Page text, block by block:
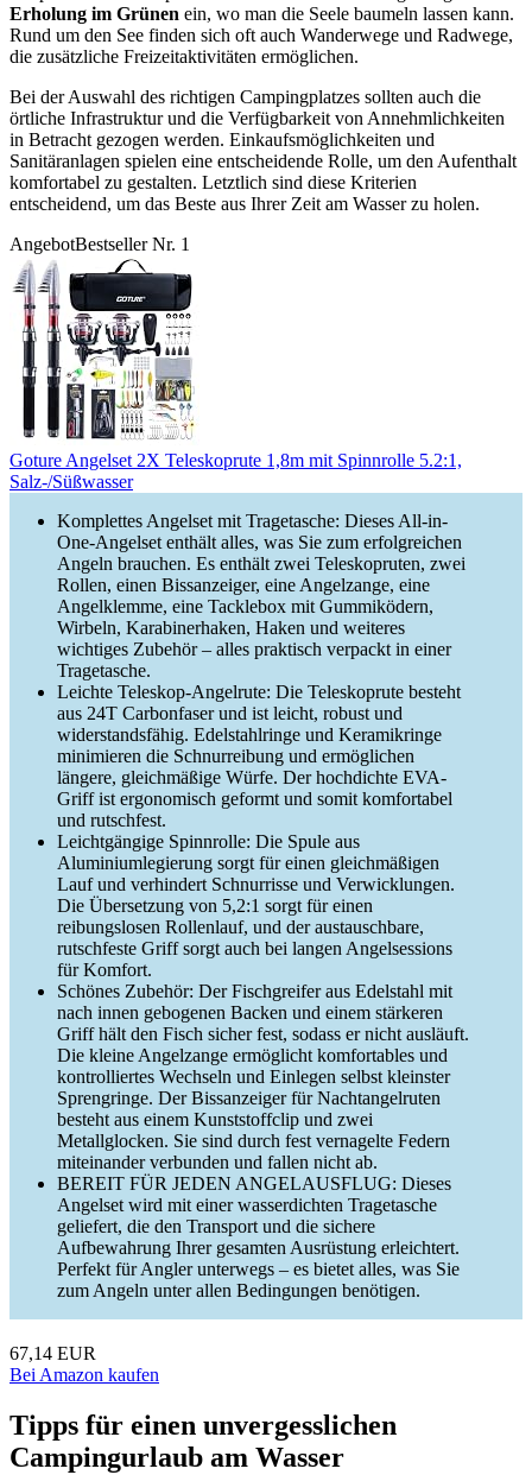
Erholung im Grünen ein, wo man die Seele baumeln lassen kann.
Rund um den See finden sich oft auch Wanderwege und Radwege,
die zusätzliche Freizeitaktivitäten ermöglichen.
Bei der Auswahl des richtigen Campingplatzes sollten auch die
örtliche Infrastruktur und die Verfügbarkeit von Annehmlichkeiten
in Betracht gezogen werden. Einkaufsmöglichkeiten und
Sanitäranlagen spielen eine entscheidende Rolle, um den Aufenthalt
komfortabel zu gestalten. Letztlich sind diese Kriterien
entscheidend, um das Beste aus Ihrer Zeit am Wasser zu holen.
AngebotBestseller Nr. 1
Goture Angelset 2X Teleskoprute 1,8m mit Spinnrolle 5.2:1,
Salz-/Süßwasser
Komplettes Angelset mit Tragetasche: Dieses All-in-
One-Angelset enthält alles, was Sie zum erfolgreichen
Angeln brauchen. Es enthält zwei Teleskopruten, zwei
Rollen, einen Bissanzeiger, eine Angelzange, eine
Angelklemme, eine Tacklebox mit Gummiködern,
Wirbeln, Karabinerhaken, Haken und weiteres
wichtiges Zubehör – alles praktisch verpackt in einer
Tragetasche.
Leichte Teleskop-Angelrute: Die Teleskoprute besteht
aus 24T Carbonfaser und ist leicht, robust und
widerstandsfähig. Edelstahlringe und Keramikringe
minimieren die Schnurreibung und ermöglichen
längere, gleichmäßige Würfe. Der hochdichte EVA-
Griff ist ergonomisch geformt und somit komfortabel
und rutschfest.
Leichtgängige Spinnrolle: Die Spule aus
Aluminiumlegierung sorgt für einen gleichmäßigen
Lauf und verhindert Schnurrisse und Verwicklungen.
Die Übersetzung von 5,2:1 sorgt für einen
reibungslosen Rollenlauf, und der austauschbare,
rutschfeste Griff sorgt auch bei langen Angelsessions
für Komfort.
Schönes Zubehör: Der Fischgreifer aus Edelstahl mit
nach innen gebogenen Backen und einem stärkeren
Griff hält den Fisch sicher fest, sodass er nicht ausläuft.
Die kleine Angelzange ermöglicht komfortables und
kontrolliertes Wechseln und Einlegen selbst kleinster
Sprengringe. Der Bissanzeiger für Nachtangelruten
besteht aus einem Kunststoffclip und zwei
Metallglocken. Sie sind durch fest vernagelte Federn
miteinander verbunden und fallen nicht ab.
BEREIT FÜR JEDEN ANGELAUSFLUG: Dieses
Angelset wird mit einer wasserdichten Tragetasche
geliefert, die den Transport und die sichere
Aufbewahrung Ihrer gesamten Ausrüstung erleichtert.
Perfekt für Angler unterwegs – es bietet alles, was Sie
zum Angeln unter allen Bedingungen benötigen.
67,14 EUR
Bei Amazon kaufen
Tipps für einen unvergesslichen
Campingurlaub am Wasser